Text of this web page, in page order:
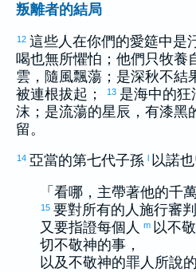
叛離者的結局
12 這些人在你們的愛筵中是
喝也無所懼怕；他們只牧養
雲，隨風飄蕩；是深秋不結
被連根拔起；
13 是海中的狂
沫；是流蕩的星辰，有漆黑
留。
14 亞當的第七代子孫 l 以諾
「看哪，主帶著他的千
15 要對所有的人施行審判
又要指證每個人
m 以不
切不敬神的事，
以及不敬神的罪人所說